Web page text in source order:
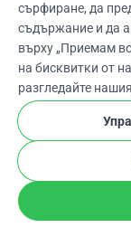
Bgarrow_drop_down
★★★★★4,9 / 5
Общи условия
Създадено в
сърфиране, да
съдържание и да
върху „Приемам
на бисквитки от
разгледайте нашия